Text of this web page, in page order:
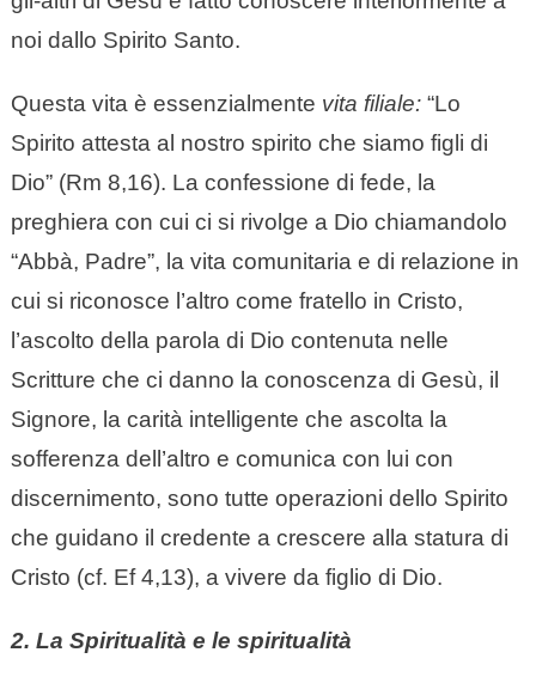
noi dallo Spirito Santo.
Questa vita è essenzialmente vita filiale: “Lo
Spirito attesta al nostro spirito che siamo figli di
Dio” (Rm 8,16). La confessione di fede, la
preghiera con cui ci si rivolge a Dio chiamandolo
“Abbà, Padre”, la vita comunitaria e di relazione in
cui si riconosce l’altro come fratello in Cristo,
l’ascolto della parola di Dio contenuta nelle
Scritture che ci danno la conoscenza di Gesù, il
Signore, la carità intelligente che ascolta la
sofferenza dell’altro e comunica con lui con
discernimento, sono tutte operazioni dello Spirito
che guidano il credente a crescere alla statura di
Cristo (cf. Ef 4,13), a vivere da figlio di Dio.
2. La Spiritualità e le spiritualità